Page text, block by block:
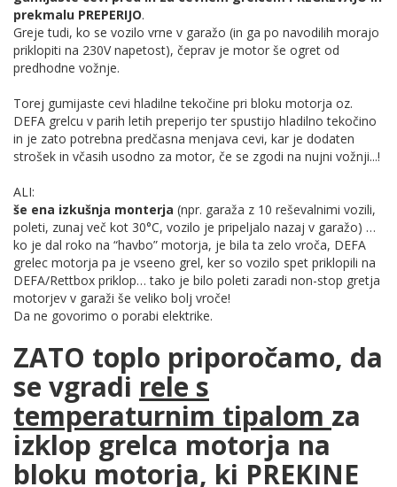
prekmalu PREPERIJO.
Greje tudi, ko se vozilo vrne v garažo (in ga po navodilih morajo
priklopiti na 230V napetost), čeprav je motor še ogret od
predhodne vožnje.
Torej gumijaste cevi hladilne tekočine pri bloku motorja oz.
DEFA grelcu v parih letih preperijo ter spustijo hladilno tekočino
in je zato potrebna predčasna menjava cevi, kar je dodaten
strošek in včasih usodno za motor, če se zgodi na nujni vožnji...!
ALI:
še ena izkušnja monterja (npr. garaža z 10 reševalnimi vozili,
poleti, zunaj več kot 30°C, vozilo je pripeljalo nazaj v garažo) …
ko je dal roko na “havbo” motorja, je bila ta zelo vroča, DEFA
grelec motorja pa je vseeno grel, ker so vozilo spet priklopili na
DEFA/Rettbox priklop… tako je bilo poleti zaradi non-stop gretja
motorjev v garaži še veliko bolj vroče!
Da ne govorimo o porabi elektrike.
ZATO toplo priporočamo, da
se vgradi rele s
temperaturnim tipalom za
izklop grelca motorja na
bloku motorja, ki PREKINE